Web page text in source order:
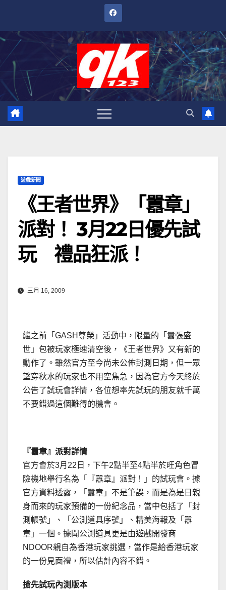
內
遊戲新聞
《王者世界》「囂章」
派對！ 3月22日優先試
玩 禮品狂派！
三月 16, 2009
繼之前「GASH尊榮」活動中，限量的「囂張盛
世」包被玩家極速清空後，《王者世界》又有新的
動作了。雖然官方至今尚未公佈封測日期，但一眾
望穿秋水的玩家也不用空焦急，因為官方今天終於
公告了試玩會詳情，各位想率先試玩的朋友就千萬
不要錯過這個難得的機會。
『囂章』派對詳情
官方會於3月22日，下午2點半至4點半於旺角色冒
險機地舉行名為「『囂章』派對！」的試玩會。據
官方資料透露，「囂章」不是筆誤，而是為是日親
身而來的玩家預備的一份紀念品，當中包括了「封
測帳號」、「公測道具序號」、精美海報及「囂
章」一個。據聞公測道具更是由遊戲開發商
NDOOR親自為香港玩家挑選，當作是給香港玩家
的一份見面禮，所以估計內容不錯。
搶先試玩內測版本